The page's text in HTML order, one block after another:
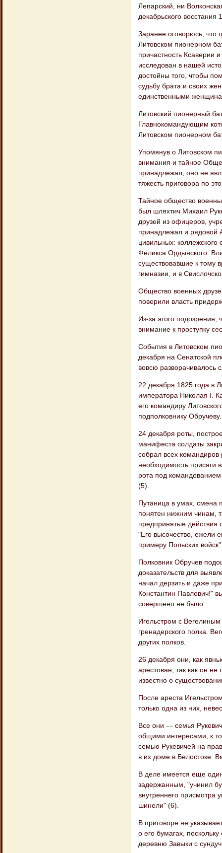
Лепарский, ни
декабрьского восстания
Заранее оговорюсь, что
Литовском пионерном
причастность Ксаверии
исследован в нашей
достойны того, чтобы
судьбу брата и своих
единственными
Литовский пионерный
Главнокомандующим
Литовском пионерном
Упомянув о Литовском
внимания и тайное
принадлежал, оно не
тяжесть приговора по
Тайное общество
был шляхтич Михаил
друзей из офицеров,
принадлежал и рядовой
цивильных: коллежского
Феликса Ордынского.
существовавшие к тому
гимназии, и в
Общество военных
поверили власть
Из-за этого
внимание к про­ступку
События в Литовском
декабря на Сенатской
вовсю разворачивалось
22 декабря 1825 года в
императора Николая I.
его командиру
подполковнику Обручеву.
24 декабря роты,
манифеста солдаты
собрал всех
необходимость
рота под
(5).
Путаница в умах, смена
понятен нижним чинам,
предпринятые действия
"Его высочество, ежели
примеру Польских
Полковник Обручев
доказательств для
начал дерзить и даже
Константин Павлович!"
совершено не было.
Игельстром с
гренадерского полка.
других полков.
26 декабря они, как
арестован, так как он
известно о
После ареста
только одна из них,
Все они — семья
общими интересами, к
семью Рукевичей на
в их доме в Белостоке.
В деле имеется еще один
задержанным, "учинил
внутреннего присмотра
шинели" (6).
В приговоре не
о его бумагах,
деревню Завыки с